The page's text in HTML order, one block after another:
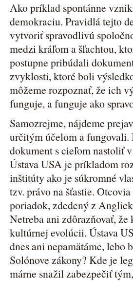
Ako príklad spontánne
demokraciu. Pravidlá tejto
vytvoriť spravodlivú
medzi kráľom a šľachtou,
postupne pribúdali
zvyklosti, ktoré boli
môžeme rozpoznať, že ich
funguje, a funguje ako
Samozrejme, nájdeme
určitým účelom a fungovali.
dokument s cieľom nastoliť
Ústava USA je príkladom
inštitúty ako je súkromné
tzv. právo na šťastie.
poriadok, zdedený z
Netreba ani zdôrazňovať,
kultúrnej evolúcii. Ústava
dnes ani nepamätáme, lebo
Solónove zákony? Kde je
márne snažil zabezpečiť